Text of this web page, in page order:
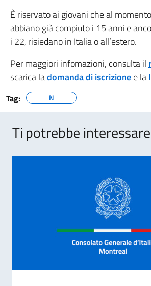
È riservato ai giovani che al
abbiano già compiuto i 15 anni e
i 22, risiedano in Italia o all’estero.
Per maggiori infomazioni, consulta il
scarica ladomanda di iscrizionee la
Tag: N
Ti potrebbe